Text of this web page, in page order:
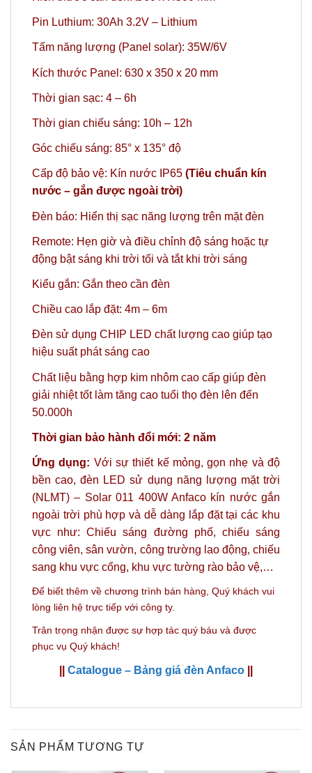
Pin Luthium: 30Ah 3.2V – Lithium
Tấm năng lượng (Panel solar): 35W/6V
Kích thước Panel: 630 x 350 x 20 mm
Thời gian sạc: 4 – 6h
Thời gian chiếu sáng: 10h – 12h
Góc chiếu sáng: 85° x 135° độ
Cấp độ bảo vệ: Kín nước IP65 (Tiêu chuẩn kín
nước – gắn được ngoài trời)
Đèn báo: Hiển thị sạc năng lượng trên mặt đèn
Remote: Hẹn giờ và điều chỉnh độ sáng hoặc tự
động bật sáng khi trời tối và tắt khi trời sáng
Kiểu gắn: Gắn theo cần đèn
Chiều cao lắp đặt: 4m – 6m
Đèn sử dụng CHIP LED chất lượng cao giúp tạo
hiệu suất phát sáng cao
Chất liệu bằng hợp kim nhôm cao cấp giúp đèn
giải nhiệt tốt làm tăng cao tuổi thọ đèn lên đến
50.000h
Thời gian bảo hành đổi mới: 2 năm
Ứng dụng: Với sự thiết kế mỏng, gọn nhẹ và độ
bền cao, đèn LED sử dụng năng lượng mặt trời
(NLMT) – Solar 011 400W Anfaco kín nước gắn
ngoài trời phù hợp và dễ dàng lắp đặt tại các khu
vực như: Chiếu sáng đường phố, chiếu sáng
công viên, sân vườn, công trường lao động, chiếu
sang khu vực cổng, khu vực tường rào bảo vệ,…
Để biết thêm về chương trình bán hàng, Quý khách vui
lòng liên hệ trực tiếp với công ty.
Trân trọng nhận được sự hợp tác quý báu và được
phục vụ Quý khách!
Catalogue – Bảng giá đèn Anfaco
SẢN PHẨM TƯƠNG TỰ